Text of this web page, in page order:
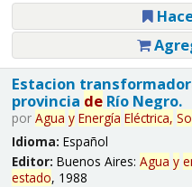
Estacion
provincia deRío Negro.
por Agua y Energía Eléctrica,
Idioma: Español
Editor: Buenos Aires: Agua y
estado, 1988